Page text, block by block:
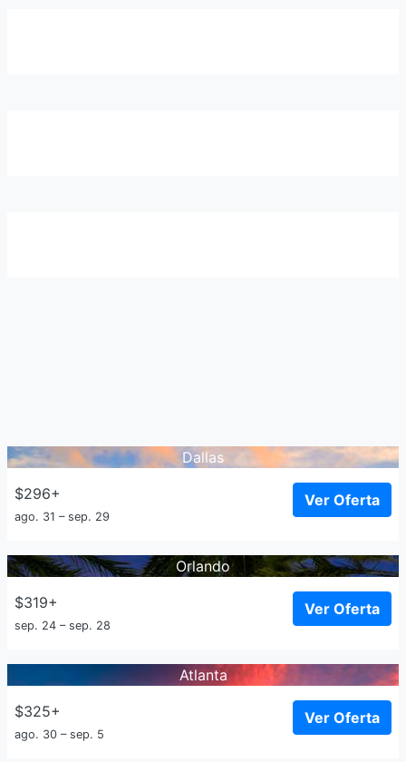
Dallas
$296+
ago. 31 – sep. 29
Ver Oferta
Orlando
$319+
sep. 24 – sep. 28
Ver Oferta
Atlanta
$325+
ago. 30 – sep. 5
Ver Oferta